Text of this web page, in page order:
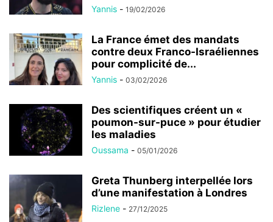
Yannis - 19/02/2026
La France émet des mandats
contre deux Franco-Israéliennes
pour complicité de...
Yannis - 03/02/2026
Des scientifiques créent un «
poumon-sur-puce » pour étudier
les maladies
Oussama - 05/01/2026
Greta Thunberg interpellée lors
d’une manifestation à Londres
Rizlene - 27/12/2025